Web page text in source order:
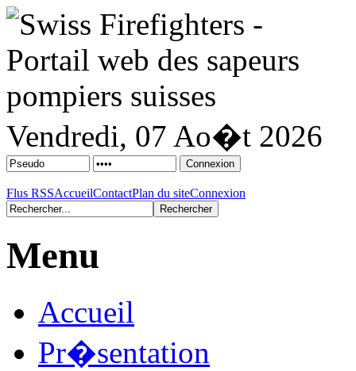
Vendredi, 07 Ao�t 2026
Flus RSSAccueilContactPlan du siteConnexion
Menu
Accueil
Pr�sentation